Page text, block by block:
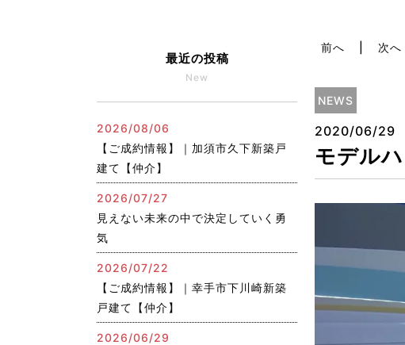
前へ 次へ
NEWS
2020/06/29
モデル
最近の投稿
New
2026/08/06
【ご成約情報】｜加須市久下新築戸
建て【仲介】
2026/07/27
見えない未来の中で決定していく勇
気
2026/07/22
【ご成約情報】｜幸手市下川崎新築
戸建て【仲介】
2026/06/29